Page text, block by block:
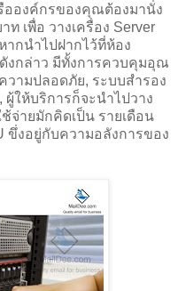
อองค์กรของคุณต้องมานั่ง
เพื่อ วางเครื่อง Server
ากนำไปฝากไว้ที่ห้อง
ดังกล่าว มีทั้งการควบคุมอุณ
วามปลอดภัย, ระบบสำรอง
ผู้ให้บริการก็จะนำไปวาง
จ่ายมักคิดเป็น รายเดือน
ขึ่งอยู่กับความอลังการของ